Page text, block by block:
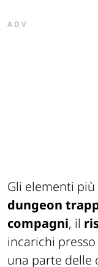
ADV
Gli elementi
dungeon
compagni, il
incarichi presso
una parte delle